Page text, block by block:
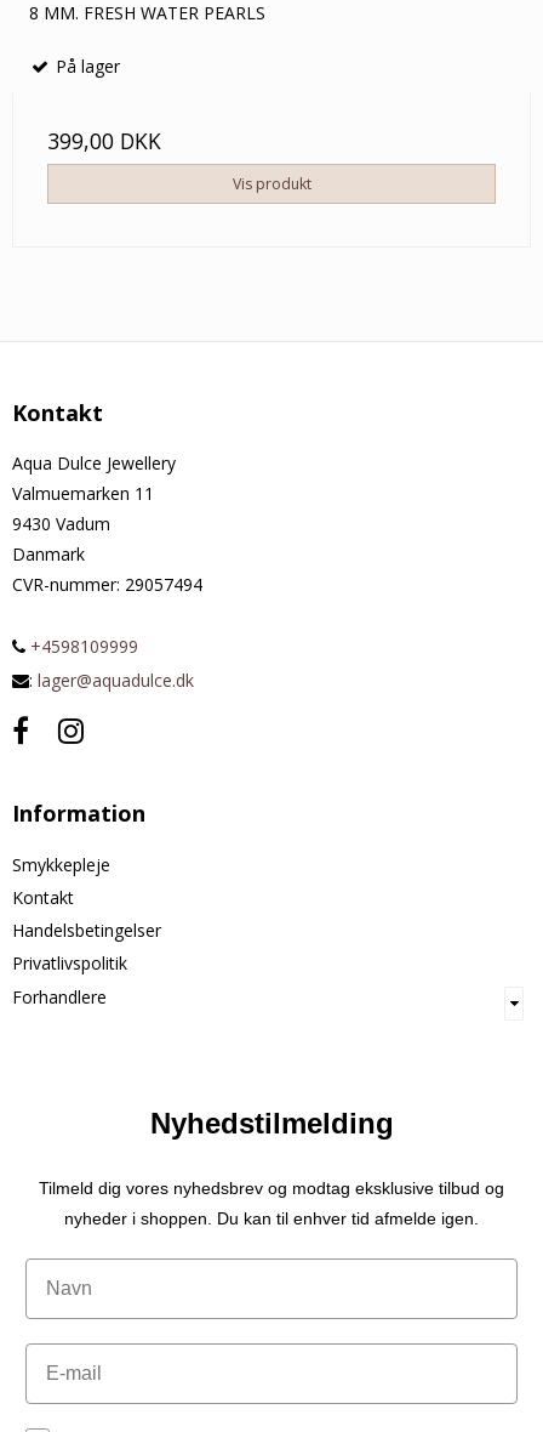
8 MM. FRESH WATER PEARLS
På lager
399,00 DKK
Vis produkt
Kontakt
Aqua Dulce Jewellery
Valmuemarken 11
9430 Vadum
Danmark
CVR-nummer: 29057494
+4598109999
: lager@aquadulce.dk
Information
Smykkepleje
Kontakt
Handelsbetingelser
Privatlivspolitik
Forhandlere
Nyhedstilmelding
Tilmeld dig vores nyhedsbrev og modtag eksklusive tilbud og
nyheder i shoppen. Du kan til enhver tid afmelde igen.
Navn
Email